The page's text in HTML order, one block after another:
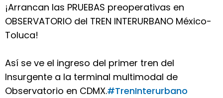
¡Arrancan las PRUEBAS preoperativas en
OBSERVATORIO del TREN INTERURBANO México-
Toluca!
Así se ve el ingreso del primer tren del
Insurgente a la terminal multimodal de
Observatorio en CDMX.#TrenInterurbano